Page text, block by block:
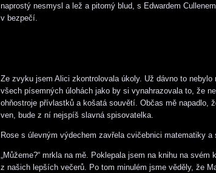
naprostý nesmysl a lež a pitomý blud, s Edwardem
v bezpečí.
Ze zvyku jsem Alici zkontrolovala úkoly. Už dávno to
všech písemných úlohách jako by si vynahrazovala to, že
ohňostroje přívlastků a košatá souvětí. Občas mě napadlo,
ven, bude z ní nejspíš slavná spisovatelka.
Rose s úlevným výdechem zavřela cvičebnici matematiky a
„Můžeme?“ mrkla na mě. Poklepala jsem na knihu na svém
z našich lepších večerů. Po tom minulém jsme věděly, že